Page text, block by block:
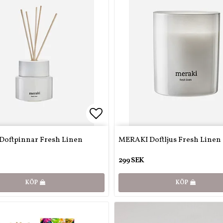
Lägg till i favoritlistan
Lägg till i favoritlistan
Fresh Linen
KÖP
MERAKI Doftljus Fresh Linen
299 SEK
KÖP